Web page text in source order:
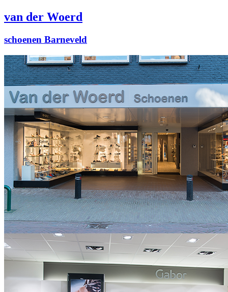
van der Woerd
schoenen Barneveld